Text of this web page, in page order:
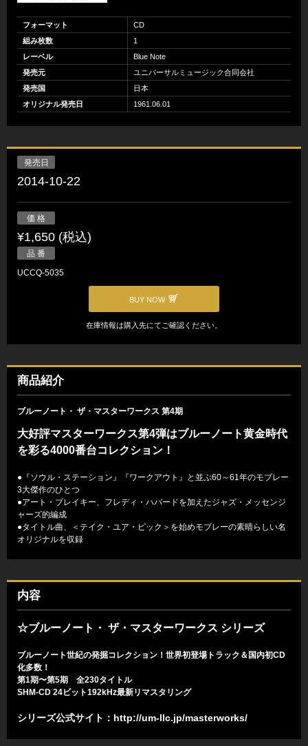
フォーマット
CD
組み枚数
1
レーベル
Blue Note
発売元
ユニバーサルミュージック合同会社
発売国
日本
オリジナル発売日
1961.06.01
発売日
2014-10-22
価 格
¥1,650 (税込)
品 番
UCCQ-5035
BUY NOW
在庫情報は購入先にてご確認ください。
商品紹介
ブルーノート・ ザ・マスターワークス 第4期
大好評マスターワークス第4弾はブルーノート黄金時代
を彩る4000番台コレクション！
●『ソウル・ステーション』『ワークアウト』と並ぶ60～61年のモブレー
3大傑作のひとつ
●アート・ブレイキー、フレディ・ハバードを加えたジャズ・メッセンジ
ャーズ的編成
●タイトル曲、＜テイク・ユア・ピック＞を始めモブレーの素晴らしい名
オリジナルを収録
内容
☆ブルーノート・ ザ・マスターワークス シリーズ
ブルーノート世紀の発掘コレクション！世界初登場トラック＆国内初CD
化多数！
第1期〜第5期 全230タイトル
SHM-CD 24ビット192kHz最新リマスタリング
シリーズ公式サイト： http://um-llc.jp/masterworks/